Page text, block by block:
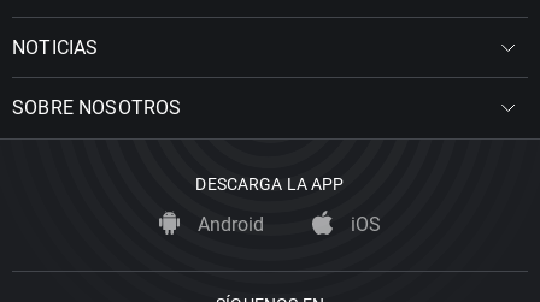
NOTICIAS
SOBRE NOSOTROS
DESCARGA LA APP
Android iOS